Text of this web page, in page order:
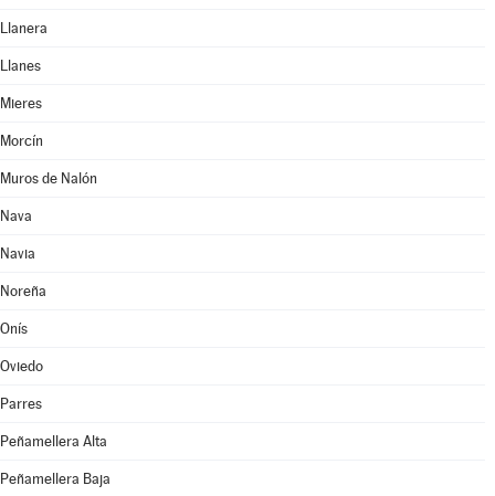
Llanera
Llanes
Mieres
Morcín
Muros de Nalón
Nava
Navia
Noreña
Onís
Oviedo
Parres
Peñamellera Alta
Peñamellera Baja